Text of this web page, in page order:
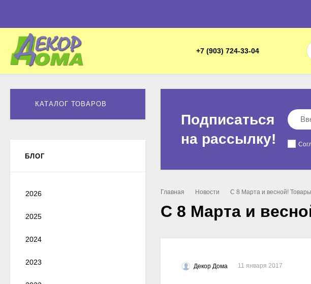
+7 (903) 724-33-04
Подписаться
на рассылкy!
Главная Новости С 8 Марта и весной!
С 8 Марта и
Декор Дома 11 января 2017
КАТАЛОГ ТОВАРОВ
БЛОГ
2026
2025
2024
2023